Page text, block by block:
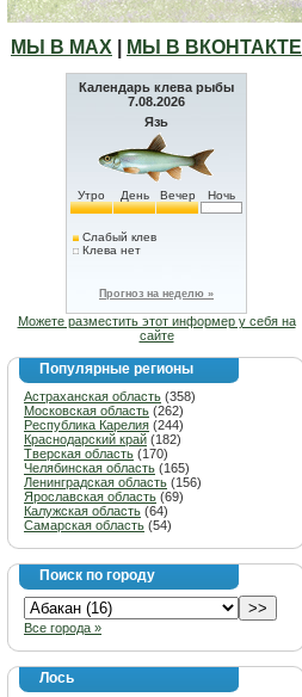
МЫ В МАХ МЫ В ВКОНТАКТЕ
Календарь клева рыбы
7.08.2026
Язь
Утро День Вечер Ночь
Слабый клев
Клева нет
Прогноз на неделю »
Можете разместить этот информер у себя на
сайте
Популярные регионы
Астраханская область (358)
Московская область (262)
Республика Карелия (244)
Краснодарский край (182)
Тверская область (170)
Челябинская область (165)
Ленинградская область (156)
Ярославская область (69)
Калужская область (64)
Самарская область (54)
Поиск по городу
Все города »
Лось